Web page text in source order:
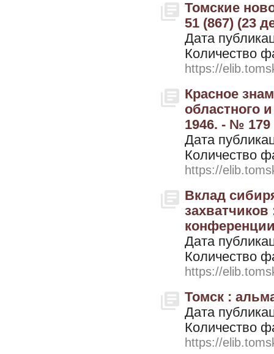
Томские
51 (867) (23
Дата
Количество
https://
Красное
областного
1946. - № 179
Дата
Количество
https://
Вклад
Дата
Количество
https://
Томск :
Дата
Количество
https://